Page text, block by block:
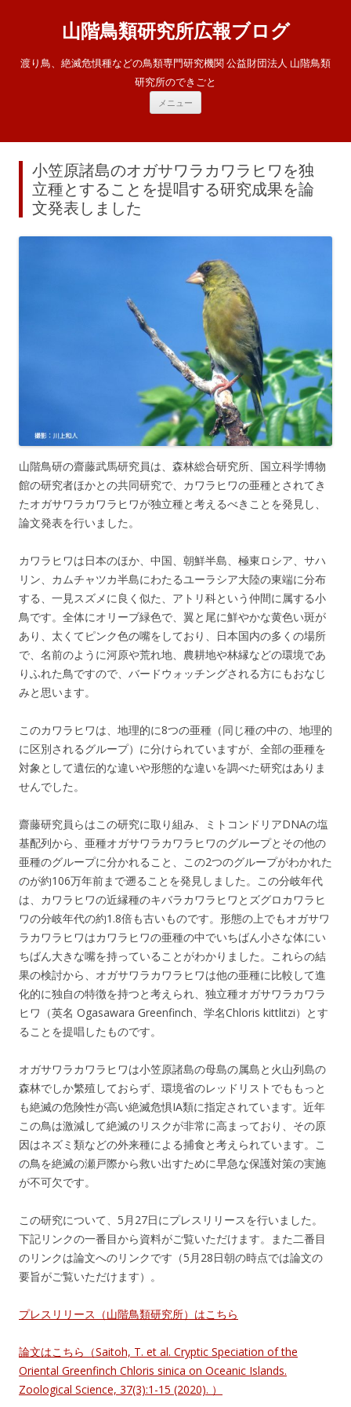
山階鳥類研究所広報ブログ
渡り鳥、絶滅危惧種などの鳥類専門研究機関 公益財団法人 山階鳥類
研究所のできごと
メニュー
ツ
ス
キ
ッ
プ
小笠原諸島のオガサワラカワラヒワを独
立種とすることを提唱する研究成果を論
文発表しました
山階鳥研の齋藤武馬研究員は、森林総合研究所、国立科学博物
館の研究者ほかとの共同研究で、カワラヒワの亜種とされてき
たオガサワラカワラヒワが独立種と考えるべきことを発見し、
論文発表を行いました。
カワラヒワは日本のほか、中国、朝鮮半島、極東ロシア、サハ
リン、カムチャツカ半島にわたるユーラシア大陸の東端に分布
する、一見スズメに良く似た、アトリ科という仲間に属する小
鳥です。全体にオリーブ緑色で、翼と尾に鮮やかな黄色い斑が
あり、太くてピンク色の嘴をしており、日本国内の多くの場所
で、名前のように河原や荒れ地、農耕地や林縁などの環境であ
りふれた鳥ですので、バードウォッチングされる方にもおなじ
みと思います。
このカワラヒワは、地理的に8つの亜種（同じ種の中の、地理的
に区別されるグループ）に分けられていますが、全部の亜種を
対象として遺伝的な違いや形態的な違いを調べた研究はありま
せんでした。
齋藤研究員らはこの研究に取り組み、ミトコンドリアDNAの塩
基配列から、亜種オガサワラカワラヒワのグループとその他の
亜種のグループに分かれること、この2つのグループがわかれた
のが約106万年前まで遡ることを発見しました。この分岐年代
は、カワラヒワの近縁種のキバラカワラヒワとズグロカワラヒ
ワの分岐年代の約1.8倍も古いものです。形態の上でもオガサワ
ラカワラヒワはカワラヒワの亜種の中でいちばん小さな体にい
ちばん大きな嘴を持っていることがわかりました。これらの結
果の検討から、オガサワラカワラヒワは他の亜種に比較して進
化的に独自の特徴を持つと考えられ、独立種オガサワラカワラ
ヒワ（英名 Ogasawara Greenfinch、学名Chloris kittlitzi）とす
ることを提唱したものです。
オガサワラカワラヒワは小笠原諸島の母島の属島と火山列島の
森林でしか繁殖しておらず、環境省のレッドリストでももっと
も絶滅の危険性が高い絶滅危惧IA類に指定されています。近年
この鳥は激減して絶滅のリスクが非常に高まっており、その原
因はネズミ類などの外来種による捕食と考えられています。こ
の鳥を絶滅の瀬戸際から救い出すために早急な保護対策の実施
が不可欠です。
この研究について、5月27日にプレスリリースを行いました。
下記リンクの一番目から資料がご覧いただけます。また二番目
のリンクは論文へのリンクです（5月28日朝の時点では論文の
要旨がご覧いただけます）。
プレスリリース（山階鳥類研究所）はこちら
論文はこちら（Saitoh, T. et al. Cryptic Speciation of the
Oriental Greenfinch Chloris sinica on Oceanic Islands.
Zoological Science, 37(3):1-15 (2020). ）